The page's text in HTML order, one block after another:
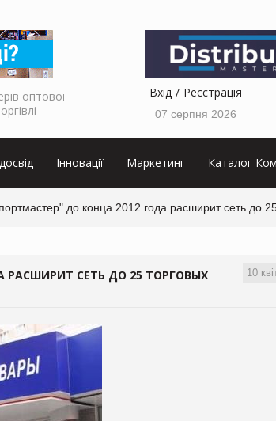
оптової
Вхід Реєстрація
07 серпня 2026
Інновації Маркетинг Каталог
до конца 2012 года расширит сеть до
10
РАСШИРИТ СЕТЬ ДО 25 ТОРГОВЫХ